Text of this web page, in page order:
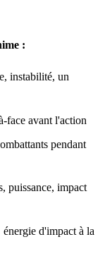
:
instabilité, un
face avant l'action
pendant
puissance, impact
d'impact à la